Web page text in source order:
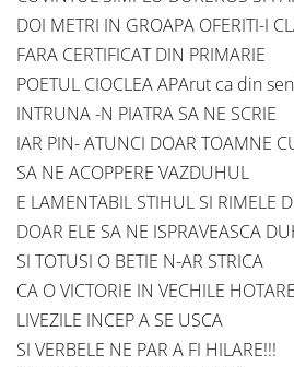
DOI METRI IN GROAPA OFERITI-I
FARA CERTIFICAT DIN PRIMARIE
POETUL CIOCLEA APArut ca din
INTRUNA -N PIATRA SA NE SCRIE
IAR PIN- ATUNCI DOAR TOAMNE
SA NE ACOPPERE VAZDUHUL
E LAMENTABIL STIHUL SI RIMELE
DOAR ELE SA NE ISPRAVEASCA
SI TOTUSI O BETIE N-AR STRICA
CA O VICTORIE IN VECHILE HOTARE
LIVEZILE INCEP A SE USCA
SI VERBELE NE PAR A FI HILARE!!!